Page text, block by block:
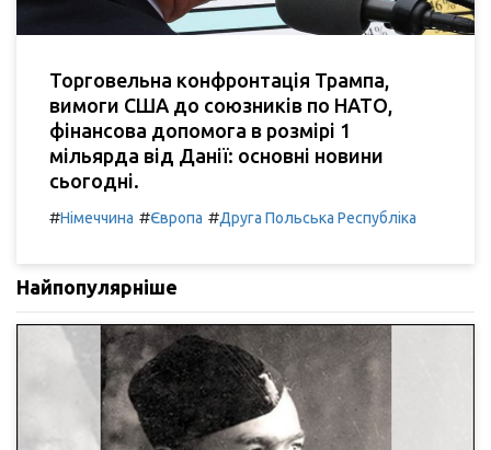
Торговельна конфронтація Трампа,
вимоги США до союзників по НАТО,
фінансова допомога в розмірі 1
мільярда від Данії: основні новини
сьогодні.
#Німеччина #Європа #Друга Польська Республіка
Найпопулярніше